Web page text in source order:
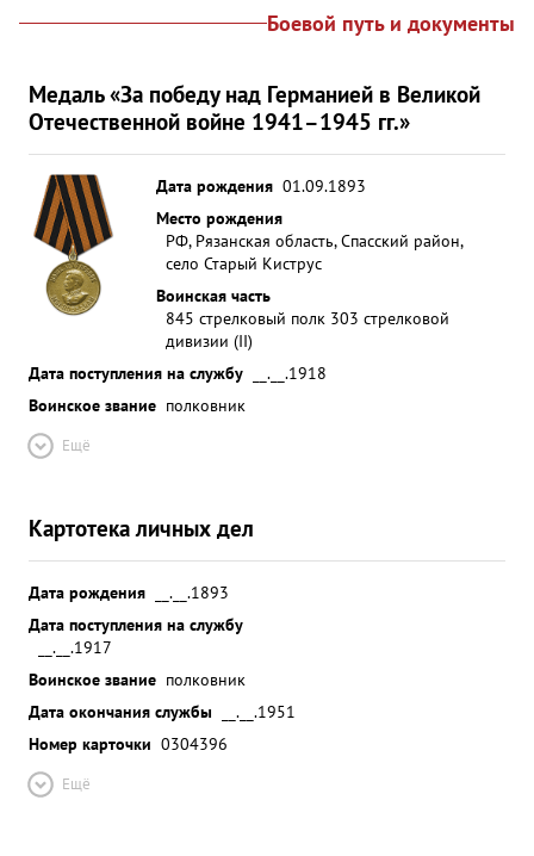
Боевой путь и документы
Медаль «За победу над Германией в Великой
Отечественной войне 1941–1945 гг.»
Дата рождения 01.09.1893
Место рождения
РФ, Рязанская область, Спасский район,
село Старый Киструс
Воинская часть
845 стрелковый полк 303 стрелковой
дивизии (II)
Дата поступления на службу
__.__.1918
Воинское звание полковник
Ещё
Картотека личных дел
Дата рождения
__.__.1893
Дата поступления на службу
__.__.1917
Воинское звание полковник
Дата окончания службы
__.__.1951
Номер карточки 0304396
Ещё